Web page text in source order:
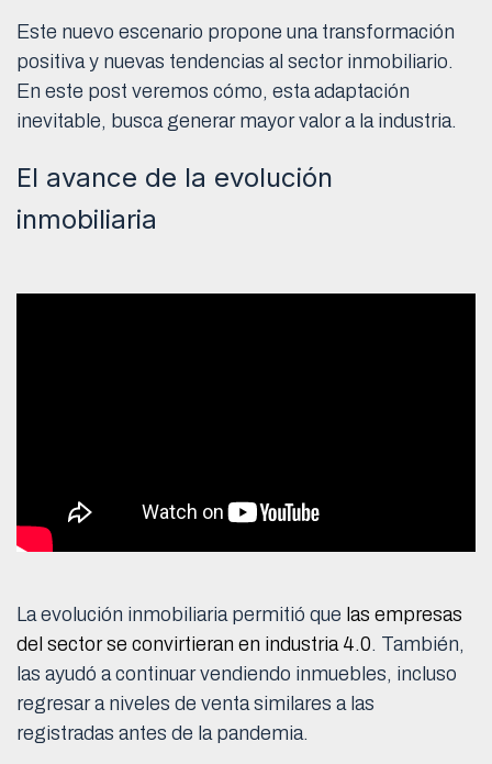
Este nuevo escenario propone una transformación
positiva y nuevas tendencias al sector inmobiliario.
En este post veremos cómo, esta adaptación
inevitable, busca generar mayor valor a la industria.
El avance de la evolución
inmobiliaria
La evolución inmobiliaria permitió que las empresas
del sector se convirtieran en industria 4.0. También,
las ayudó a continuar vendiendo inmuebles, incluso
regresar a niveles de venta similares a las
registradas antes de la pandemia.